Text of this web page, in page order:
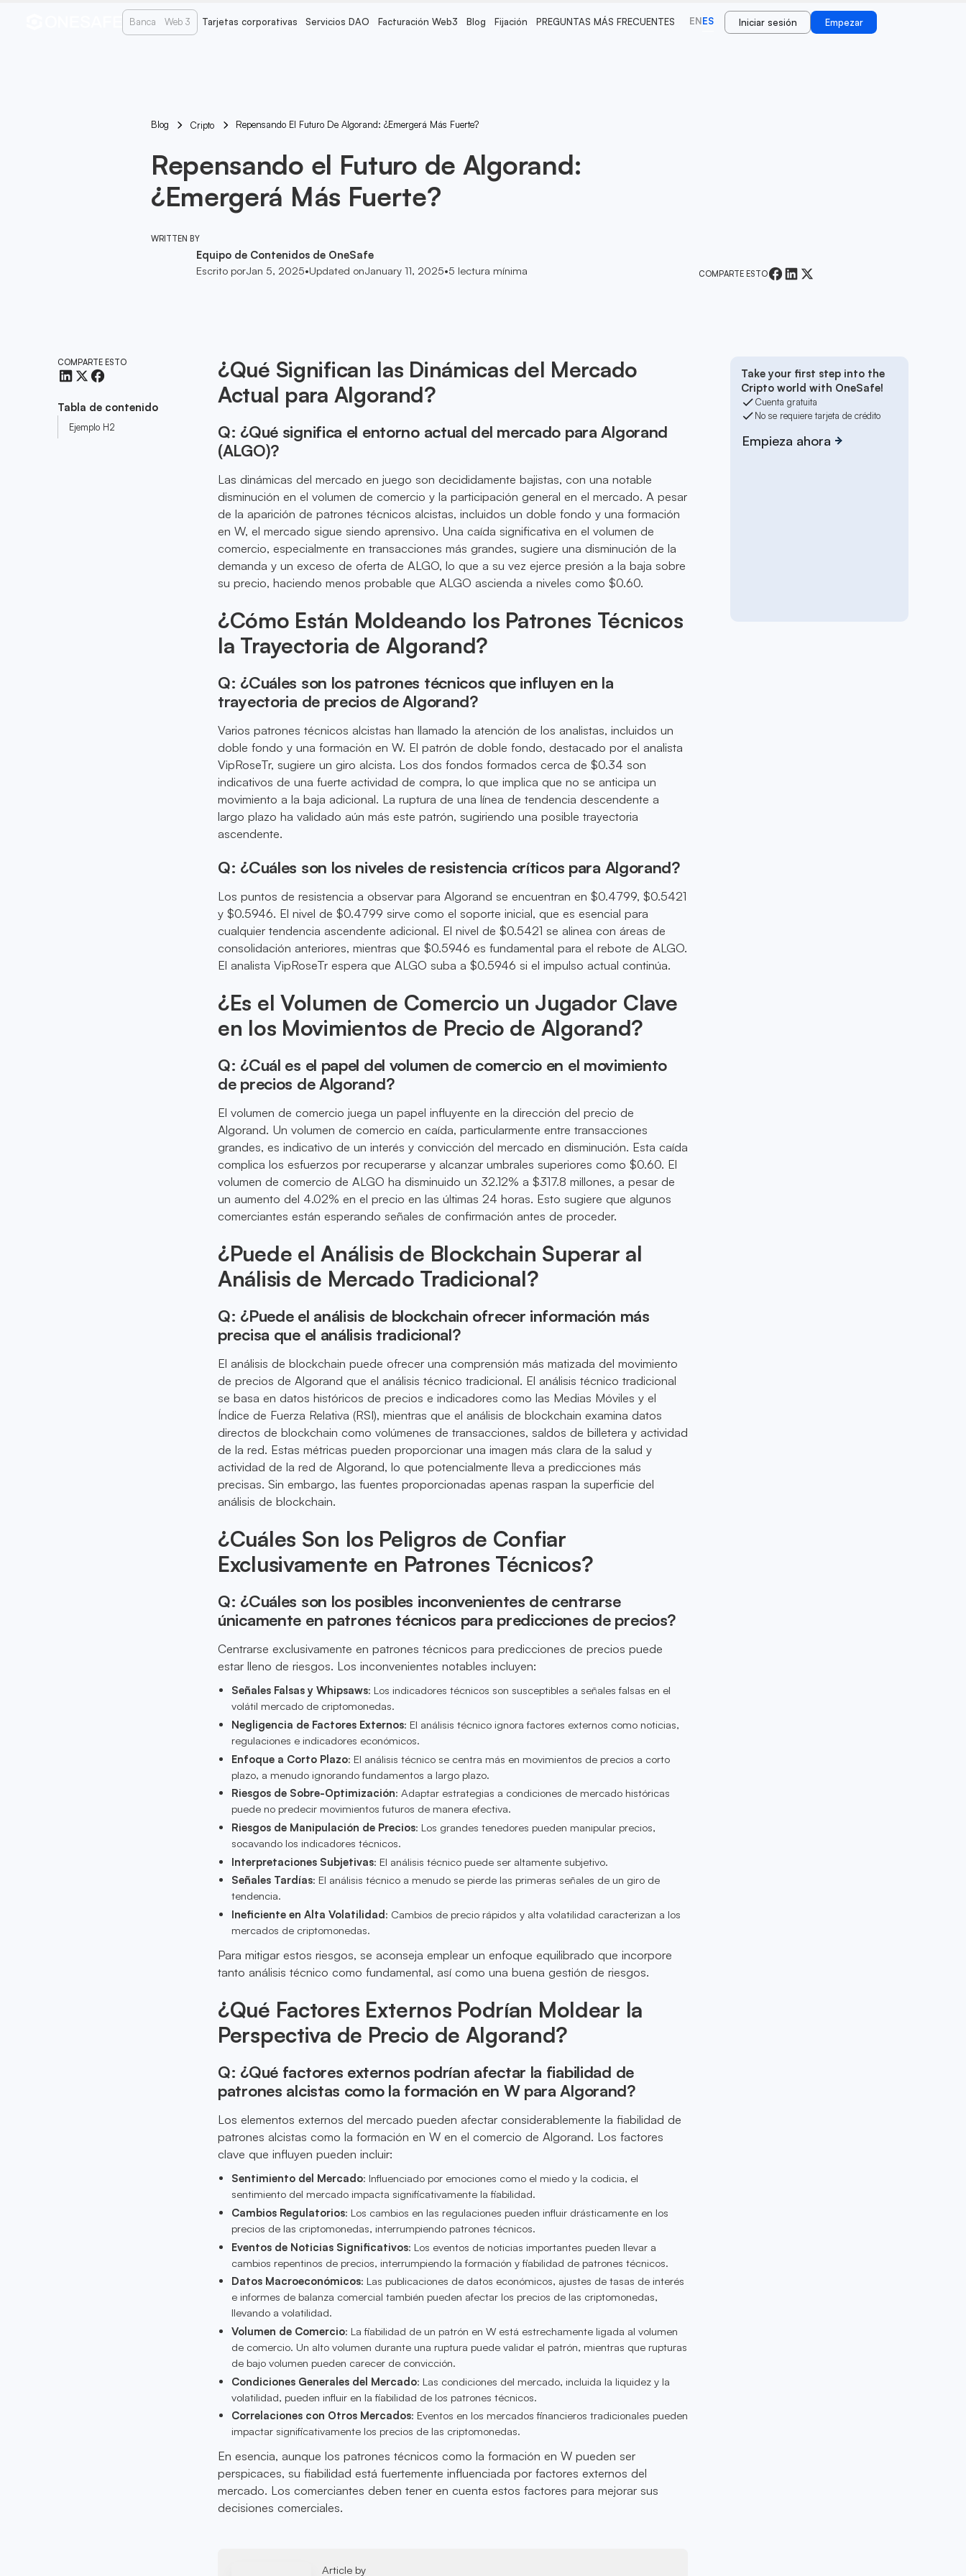
Banca Web 3 Tarjetas corporativas Servicios DAO Facturación Web3 Blog Fijación PREGUNTAS MÁS FRECUENTES ENES Iniciar sesión Empezar
Blog Cripto Repensando El Futuro De Algorand: ¿Emergerá Más Fuerte?
Repensando el Futuro de Algorand:
¿Emergerá Más Fuerte?
WRITTEN BY
Equipo de Contenidos de OneSafe
Escrito porJan 5, 2025•Updated onJanuary 11, 2025•5 lectura mínima COMPARTE ESTO
COMPARTE ESTO
Tabla de contenido
Ejemplo H2
¿Qué Significan las Dinámicas del Mercado
Actual para Algorand?
Q: ¿Qué significa el entorno actual del mercado para Algorand
(ALGO)?
Las dinámicas del mercado en juego son decididamente bajistas, con una notable
disminución en el volumen de comercio y la participación general en el mercado. A pesar
de la aparición de patrones técnicos alcistas, incluidos un doble fondo y una formación
en W, el mercado sigue siendo aprensivo. Una caída significativa en el volumen de
comercio, especialmente en transacciones más grandes, sugiere una disminución de la
demanda y un exceso de oferta de ALGO, lo que a su vez ejerce presión a la baja sobre
su precio, haciendo menos probable que ALGO ascienda a niveles como $0.60.
¿Cómo Están Moldeando los Patrones Técnicos
la Trayectoria de Algorand?
Q: ¿Cuáles son los patrones técnicos que influyen en la
trayectoria de precios de Algorand?
Varios patrones técnicos alcistas han llamado la atención de los analistas, incluidos un
doble fondo y una formación en W. El patrón de doble fondo, destacado por el analista
VipRoseTr, sugiere un giro alcista. Los dos fondos formados cerca de $0.34 son
indicativos de una fuerte actividad de compra, lo que implica que no se anticipa un
movimiento a la baja adicional. La ruptura de una línea de tendencia descendente a
largo plazo ha validado aún más este patrón, sugiriendo una posible trayectoria
ascendente.
Q: ¿Cuáles son los niveles de resistencia críticos para Algorand?
Los puntos de resistencia a observar para Algorand se encuentran en $0.4799, $0.5421
y $0.5946. El nivel de $0.4799 sirve como el soporte inicial, que es esencial para
cualquier tendencia ascendente adicional. El nivel de $0.5421 se alinea con áreas de
consolidación anteriores, mientras que $0.5946 es fundamental para el rebote de ALGO.
El analista VipRoseTr espera que ALGO suba a $0.5946 si el impulso actual continúa.
¿Es el Volumen de Comercio un Jugador Clave
en los Movimientos de Precio de Algorand?
Q: ¿Cuál es el papel del volumen de comercio en el movimiento
de precios de Algorand?
El volumen de comercio juega un papel influyente en la dirección del precio de
Algorand. Un volumen de comercio en caída, particularmente entre transacciones
grandes, es indicativo de un interés y convicción del mercado en disminución. Esta caída
complica los esfuerzos por recuperarse y alcanzar umbrales superiores como $0.60. El
volumen de comercio de ALGO ha disminuido un 32.12% a $317.8 millones, a pesar de
un aumento del 4.02% en el precio en las últimas 24 horas. Esto sugiere que algunos
comerciantes están esperando señales de confirmación antes de proceder.
¿Puede el Análisis de Blockchain Superar al
Análisis de Mercado Tradicional?
Q: ¿Puede el análisis de blockchain ofrecer información más
precisa que el análisis tradicional?
El análisis de blockchain puede ofrecer una comprensión más matizada del movimiento
de precios de Algorand que el análisis técnico tradicional. El análisis técnico tradicional
se basa en datos históricos de precios e indicadores como las Medias Móviles y el
Índice de Fuerza Relativa (RSI), mientras que el análisis de blockchain examina datos
directos de blockchain como volúmenes de transacciones, saldos de billetera y actividad
de la red. Estas métricas pueden proporcionar una imagen más clara de la salud y
actividad de la red de Algorand, lo que potencialmente lleva a predicciones más
precisas. Sin embargo, las fuentes proporcionadas apenas raspan la superficie del
análisis de blockchain.
¿Cuáles Son los Peligros de Confiar
Exclusivamente en Patrones Técnicos?
Q: ¿Cuáles son los posibles inconvenientes de centrarse
únicamente en patrones técnicos para predicciones de precios?
Centrarse exclusivamente en patrones técnicos para predicciones de precios puede
estar lleno de riesgos. Los inconvenientes notables incluyen:
Señales Falsas y Whipsaws: Los indicadores técnicos son susceptibles a señales falsas en el
volátil mercado de criptomonedas.
Negligencia de Factores Externos: El análisis técnico ignora factores externos como noticias,
regulaciones e indicadores económicos.
Enfoque a Corto Plazo: El análisis técnico se centra más en movimientos de precios a corto
plazo, a menudo ignorando fundamentos a largo plazo.
Riesgos de Sobre-Optimización: Adaptar estrategias a condiciones de mercado históricas
puede no predecir movimientos futuros de manera efectiva.
Riesgos de Manipulación de Precios: Los grandes tenedores pueden manipular precios,
socavando los indicadores técnicos.
Interpretaciones Subjetivas: El análisis técnico puede ser altamente subjetivo.
Señales Tardías: El análisis técnico a menudo se pierde las primeras señales de un giro de
tendencia.
Ineficiente en Alta Volatilidad: Cambios de precio rápidos y alta volatilidad caracterizan a los
mercados de criptomonedas.
Para mitigar estos riesgos, se aconseja emplear un enfoque equilibrado que incorpore
tanto análisis técnico como fundamental, así como una buena gestión de riesgos.
¿Qué Factores Externos Podrían Moldear la
Perspectiva de Precio de Algorand?
Q: ¿Qué factores externos podrían afectar la fiabilidad de
patrones alcistas como la formación en W para Algorand?
Los elementos externos del mercado pueden afectar considerablemente la fiabilidad de
patrones alcistas como la formación en W en el comercio de Algorand. Los factores
clave que influyen pueden incluir:
Sentimiento del Mercado: Influenciado por emociones como el miedo y la codicia, el
sentimiento del mercado impacta significativamente la fiabilidad.
Cambios Regulatorios: Los cambios en las regulaciones pueden influir drásticamente en los
precios de las criptomonedas, interrumpiendo patrones técnicos.
Eventos de Noticias Significativos: Los eventos de noticias importantes pueden llevar a
cambios repentinos de precios, interrumpiendo la formación y fiabilidad de patrones técnicos.
Datos Macroeconómicos: Las publicaciones de datos económicos, ajustes de tasas de interés
e informes de balanza comercial también pueden afectar los precios de las criptomonedas,
llevando a volatilidad.
Volumen de Comercio: La fiabilidad de un patrón en W está estrechamente ligada al volumen
de comercio. Un alto volumen durante una ruptura puede validar el patrón, mientras que rupturas
de bajo volumen pueden carecer de convicción.
Condiciones Generales del Mercado: Las condiciones del mercado, incluida la liquidez y la
volatilidad, pueden influir en la fiabilidad de los patrones técnicos.
Correlaciones con Otros Mercados: Eventos en los mercados financieros tradicionales pueden
impactar significativamente los precios de las criptomonedas.
En esencia, aunque los patrones técnicos como la formación en W pueden ser
perspicaces, su fiabilidad está fuertemente influenciada por factores externos del
mercado. Los comerciantes deben tener en cuenta estos factores para mejorar sus
decisiones comerciales.
Article by
Take your first step into the
Cripto world with OneSafe!
Cuenta gratuita
No se requiere tarjeta de crédito
Empieza ahora